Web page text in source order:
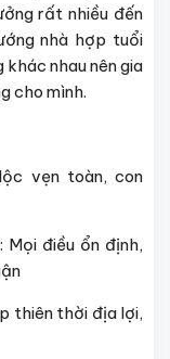
rất nhiều đến
nhà hợp tuổi
khác nhau nên gia
cho mình.
vẹn toàn, con
điều ổn định,
thiên thời địa lợi,